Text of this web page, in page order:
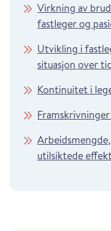
Virkning av
fastleger og
Utvikling i
situasjon over
Kontinuitet i
utilsiktede